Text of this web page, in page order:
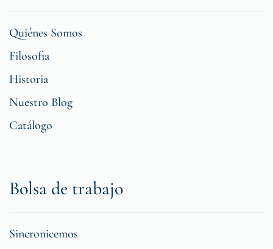
Quiénes Somos
Filosofia
Historia
Nuestro Blog
Catálogo
Bolsa de trabajo
Sincronicemos